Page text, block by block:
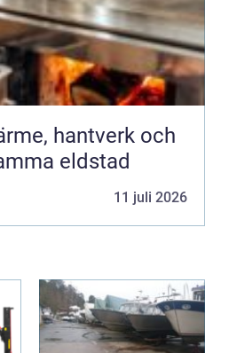
eldstad
11 juli 2026